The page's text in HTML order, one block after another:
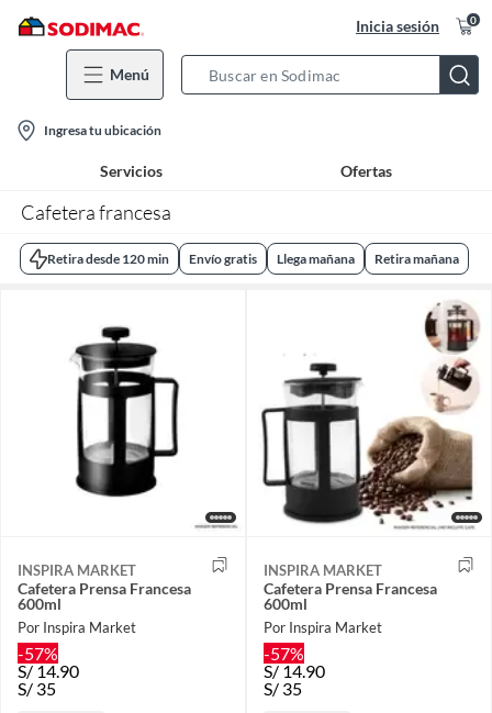
Inicia sesión 0
Menú
Bar
location-
icon
Ingresa tu ubicación
Servicios Ofertas
Cafetera francesa
Retira desde 120 min Envío gratis Llega mañana Retira mañana
INSPIRA MARKET
Cafetera Prensa Francesa
600ml
Por Inspira Market
-57%
S/ 14.90
S/ 35
INSPIRA MARKET
Cafetera Prensa Francesa
600ml
Por Inspira Market
-57%
S/ 14.90
S/ 35